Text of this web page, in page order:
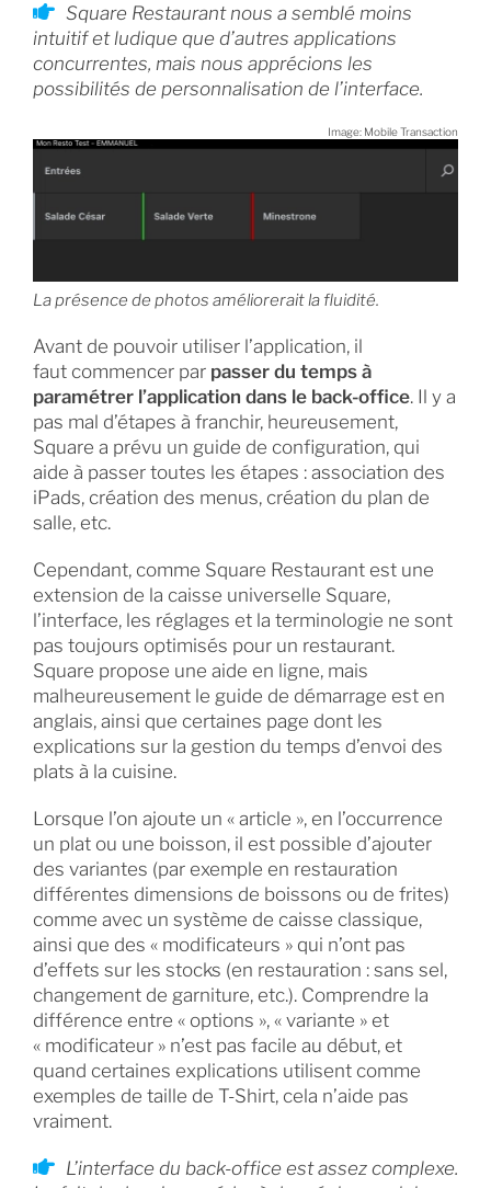
Square Restaurant nous a semblé moins
intuitif et ludique que d’autres applications
concurrentes, mais nous apprécions les
possibilités de personnalisation de l’interface.
Image: Mobile Transaction
La présence de photos améliorerait la fluidité.
Avant de pouvoir utiliser l’application, il
faut commencer parpasser du temps à
paramétrer l’application dans le back-office. Il y a
pas mal d’étapes à franchir, heureusement,
Square a prévu un guide de configuration, qui
aide à passer toutes les étapes : association des
iPads, création des menus, création du plan de
salle, etc.
Cependant, comme Square Restaurant est une
extension de la caisse universelle Square,
l’interface, les réglages et la terminologie ne sont
pas toujours optimisés pour un restaurant.
Square propose une aide en ligne, mais
malheureusement le guide de démarrage est en
anglais, ainsi que certaines page dont les
explications sur la gestion du temps d’envoi des
plats à la cuisine.
Lorsque l’on ajoute un « article », en l’occurrence
un plat ou une boisson, il est possible d’ajouter
des variantes (par exemple en restauration
différentes dimensions de boissons ou de frites)
comme avec un système de caisse classique,
ainsi que des « modificateurs » qui n’ont pas
d’effets sur les stocks (en restauration : sans sel,
changement de garniture, etc.). Comprendre la
différence entre « options », « variante » et
« modificateur » n’est pas facile au début, et
quand certaines explications utilisent comme
exemples de taille de T-Shirt, cela n’aide pas
vraiment.
L’interface du back-office est assez complexe.